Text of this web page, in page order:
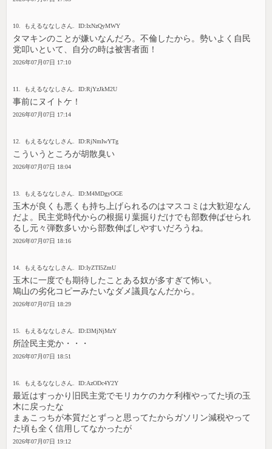
10. もえるななしさん. ID:IxNzQyMWY
タマキンのことが嫌いなんだろ。不倫したから。勢いよく自民
党叩いといて、自分の時は被害者面！
2026年07月07日 17:10
11. もえるななしさん. ID:RjYzJkM2U
事前にヌイトケ！
2026年07月07日 17:14
12. もえるななしさん. ID:RjNmIwYTg
こういうところが胡散臭い
2026年07月07日 18:04
13. もえるななしさん. ID:M4MDgyOGE
玉木が良くも悪くも持ち上げられるのはマスコミは大歓迎なん
だよ。民主党時代からの根掘り葉掘りだけでも部数伸ばせられ
るし元々弾数多いから部数伸ばしやすいだろうね。
2026年07月07日 18:16
14. もえるななしさん. ID:IyZTI5ZmU
玉木に一度でも期待したことある奴が多すぎて怖い。
鳩山の劣化コピーみたいなダメ議員なんだから。
2026年07月07日 18:29
15. もえるななしさん. ID:I3MjNjMzY
所詮民主党か・・・
2026年07月07日 18:51
16. もえるななしさん. ID:AzODc4Y2Y
最近はすっかり旧民主党でモリカケのカケ利権やってた頃の玉
木に戻ったな
まぁこっちが本質だとずっと思ってたからガソリン減税やって
た頃も全く信用してなかったが
2026年07月07日 19:12